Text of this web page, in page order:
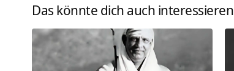
Das könnte dich auch interessieren